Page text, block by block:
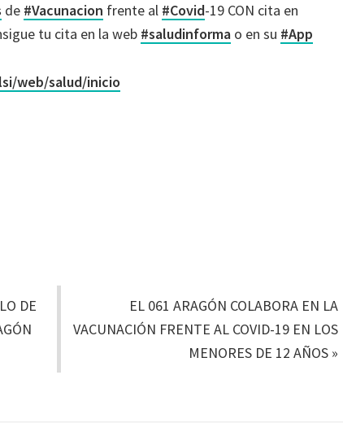
de #Vacunacion frente al #Covid-19 CON cita en
tu cita en la web #saludinforma o en su #App
web/salud/inicio
DE
EL 061 ARAGÓN COLABORA EN LA
VACUNACIÓN FRENTE AL COVID-19 EN LOS
MENORES DE 12 AÑOS »